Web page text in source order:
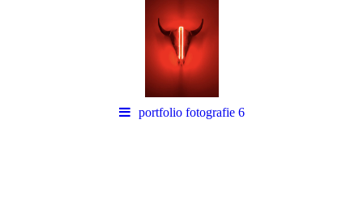
portfolio fotografie 6